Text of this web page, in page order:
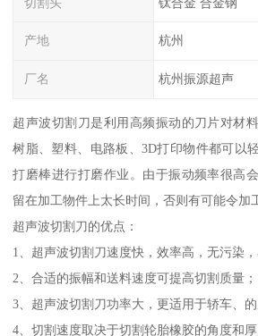
产地 杭州
厂名 杭州振源超声
超声波切割刀是利用高频振动的刀片对材
树脂、塑料、电路板、3D打印物件都可以
打磨棒进行打磨作业。由于振动频率很高
留在加工物件上太长时间，否则有可能令加
超声波切割刀的优点：
1、超声波切割刀速度快，效率高，无污染
2、合适的振幅和送料速度可提高切割质量；
3、超声波切割刀功率大，更适用于轿车、的
4、切割速度取决于切割轮胎橡胶的角度和厚